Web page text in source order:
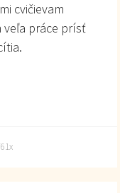
cvičievam
veľa práce prísť